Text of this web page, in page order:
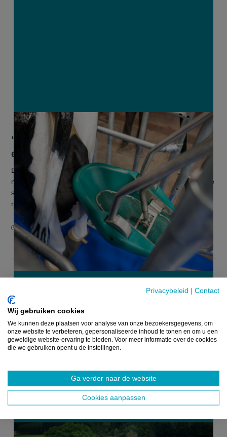
Privacybeleid | Contact
Wij gebruiken cookies
We kunnen deze plaatsen voor analyse van onze bezoekersgegevens, om
onze website te verbeteren, gepersonaliseerde inhoud te tonen en om u een
geweldige website-ervaring te bieden. Voor meer informatie over de cookies
die we gebruiken opent u de instellingen.
Ga verder naar de website
Cookies aanpassen
‘Koetoilet’ officieel erkend als
emissiereducerende staltechniek
De lijst met ammoniakemissie-reducerende maatregelen voor
melkveehouders wordt uitgebreid met een nieuwe innovatieve
staltechniek: het CowToilet. Dit systeem stimuleert de
natuurlijke plasre...
9 MAART 2026